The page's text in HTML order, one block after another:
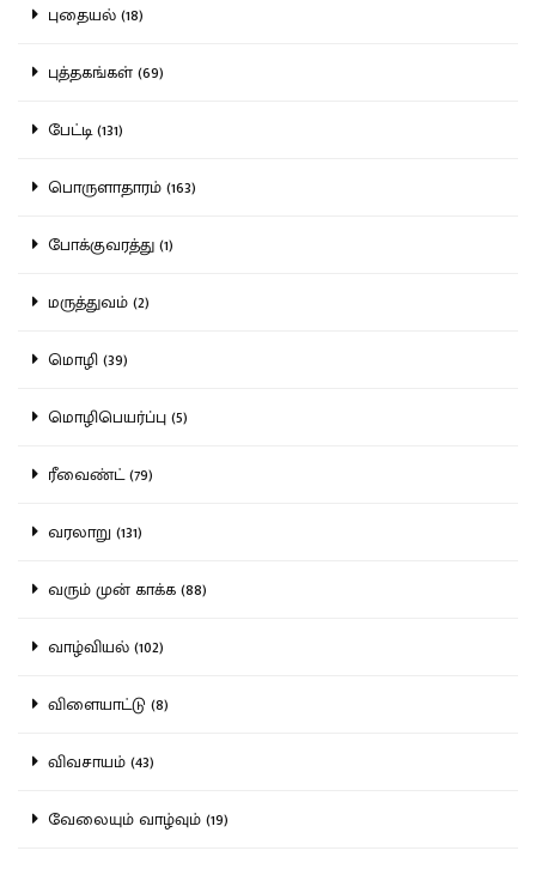
புதையல் (18)
புத்தகங்கள் (69)
பேட்டி (131)
பொருளாதாரம் (163)
போக்குவரத்து (1)
மருத்துவம் (2)
மொழி (39)
மொழிபெயர்ப்பு (5)
ரீவைண்ட் (79)
வரலாறு (131)
வரும் முன் காக்க (88)
வாழ்வியல் (102)
விளையாட்டு (8)
விவசாயம் (43)
வேலையும் வாழ்வும் (19)